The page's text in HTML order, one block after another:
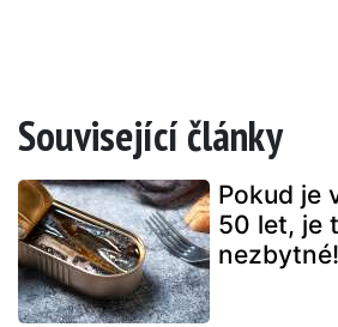
Související články
Pokud je
50 let, je
nezbytné!